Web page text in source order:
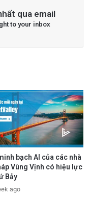
qua email
to your inbox
bạch AI của các nhà
Vùng Vịnh có hiệu lực
Bảy
ago